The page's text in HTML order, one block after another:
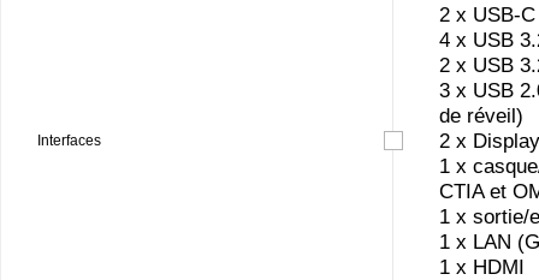
Interfaces
2 x USB-
4 x USB
2 x USB
3 x USB
de réveil)
2 x
1 x
CTIA et
1 x sortie/
1 x LAN
1 x HDMI